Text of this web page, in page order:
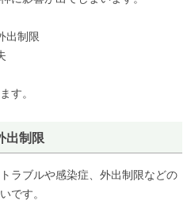
出制限
す。
出制限
ラブルや感染症、外出制限などの
です。